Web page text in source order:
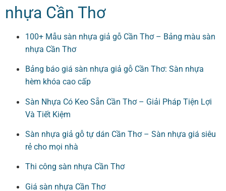
nhựa Cần Thơ
100+ Mẫu sàn nhựa giả gỗ Cần Thơ – Bảng màu sàn
nhựa Cần Thơ
Bảng báo giá sàn nhựa giả gỗ Cần Thơ: Sàn nhựa
hèm khóa cao cấp
Sàn Nhựa Có Keo Sẵn Cần Thơ – Giải Pháp Tiện Lợi
Và Tiết Kiệm
Sàn nhựa giả gỗ tự dán Cần Thơ – Sàn nhựa giá siêu
rẻ cho mọi nhà
Thi công sàn nhựa Cần Thơ
Giá sàn nhựa Cần Thơ